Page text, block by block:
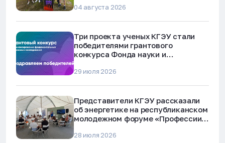
04 августа 2026
Три проекта ученых КГЭУ стали
победителями грантового
конкурса Фонда науки и
29 июля 2026
Представители КГЭУ рассказали
об энергетике на республиканском
молодежном форуме «Профессии
28 июля 2026